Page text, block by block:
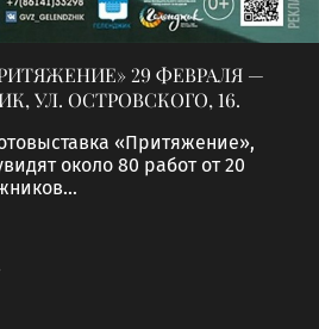
29 ФЕВРАЛЯ —
УЛ. ОСТРОВСКОГО, 16.
«Притяжение»,
около 80 работ от 20